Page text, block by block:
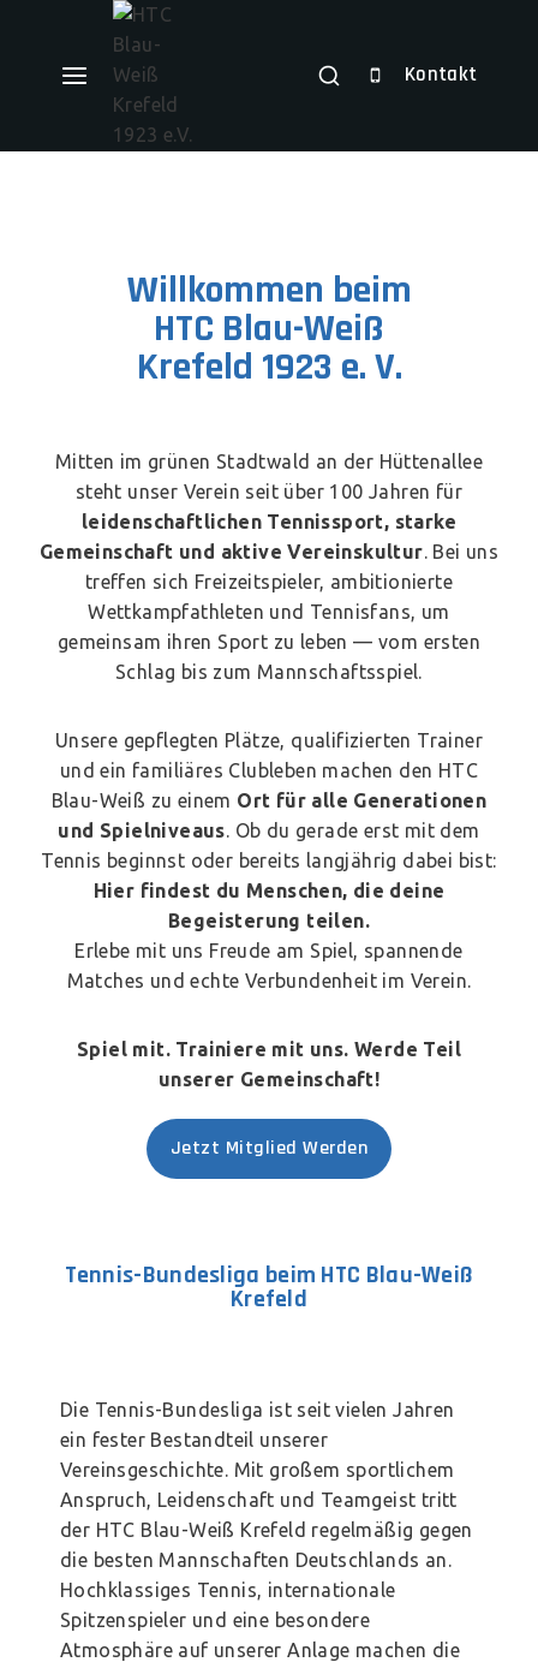
Kontakt
Willkommen beim
HTC Blau-Weiß
Krefeld 1923 e. V.
Mitten im grünen Stadtwald an der Hüttenallee
steht unser Verein seit über 100 Jahren für
leidenschaftlichen Tennissport, starke
Gemeinschaft und aktive Vereinskultur. Bei uns
treffen sich Freizeitspieler, ambitionierte
Wettkampfathleten und Tennisfans, um
gemeinsam ihren Sport zu leben — vom ersten
Schlag bis zum Mannschaftsspiel.
Unsere gepflegten Plätze, qualifizierten Trainer
und ein familiäres Clubleben machen den HTC
Blau-Weiß zu einem Ort für alle Generationen
und Spielniveaus. Ob du gerade erst mit dem
Tennis beginnst oder bereits langjährig dabei bist:
Hier findest du Menschen, die deine
Begeisterung teilen.
Erlebe mit uns Freude am Spiel, spannende
Matches und echte Verbundenheit im Verein.
Spiel mit. Trainiere mit uns. Werde Teil
unserer Gemeinschaft!
Jetzt Mitglied Werden
Tennis-Bundesliga beim HTC Blau-Weiß
Krefeld
Die Tennis-Bundesliga ist seit vielen Jahren
ein fester Bestandteil unserer
Vereinsgeschichte. Mit großem sportlichem
Anspruch, Leidenschaft und Teamgeist tritt
der HTC Blau-Weiß Krefeld regelmäßig gegen
die besten Mannschaften Deutschlands an.
Hochklassiges Tennis, internationale
Spitzenspieler und eine besondere
Atmosphäre auf unserer Anlage machen die